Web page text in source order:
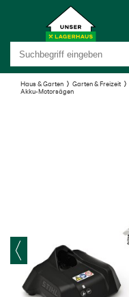
Haus & Garten Garten & Freizeit
Akku-Motorsägen